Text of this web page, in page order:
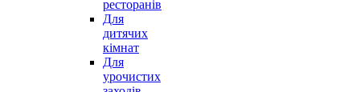
ресторанів
Для
дитячих
кімнат
Для
урочистих